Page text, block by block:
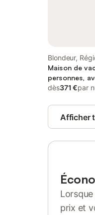
Blondeur,
Maison de
personnes,
Jardin et
dès371 €par
Afficher
prix et